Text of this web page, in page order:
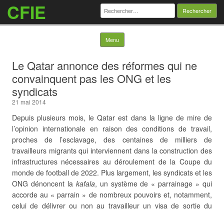
CFIE Rechercher :
Menu Skip to content
Le Qatar annonce des réformes qui ne
convainquent pas les ONG et les
syndicats
21 mai 2014
Depuis plusieurs mois, le Qatar est dans la ligne de mire de
l’opinion internationale en raison des conditions de travail,
proches de l’esclavage, des centaines de milliers de
travailleurs migrants qui interviennent dans la construction des
infrastructures nécessaires au déroulement de la Coupe du
monde de football de 2022. Plus largement, les syndicats et les
ONG dénoncent la kafala, un système de « parrainage » qui
accorde au « parrain » de nombreux pouvoirs et, notamment,
celui de délivrer ou non au travailleur un visa de sortie du